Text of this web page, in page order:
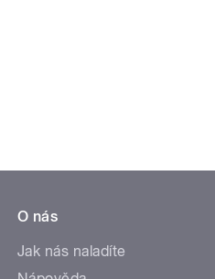
O nás
Jak nás naladíte